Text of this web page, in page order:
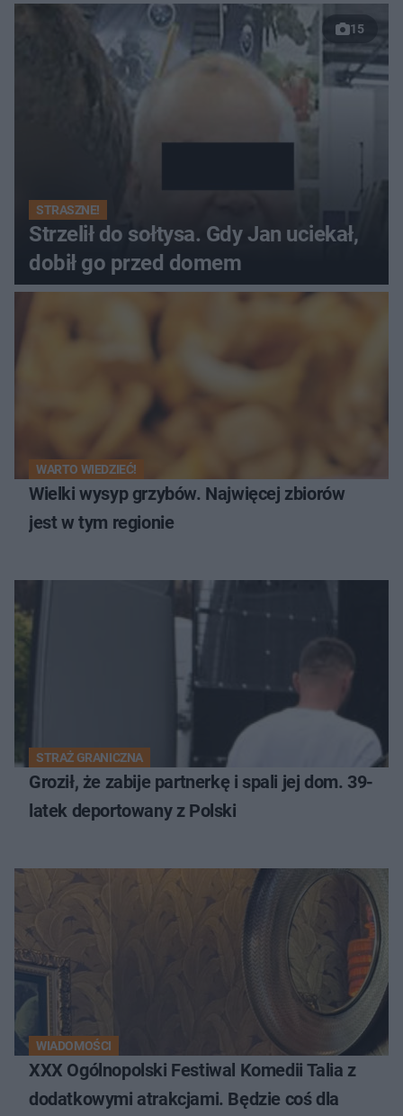
15
STRASZNE!
Strzelił do sołtysa. Gdy Jan uciekał,
dobił go przed domem
WARTO WIEDZIEĆ!
Wielki wysyp grzybów. Najwięcej zbiorów
jest w tym regionie
STRAŻ GRANICZNA
Groził, że zabije partnerkę i spali jej dom. 39-
latek deportowany z Polski
WIADOMOŚCI
XXX Ogólnopolski Festiwal Komedii Talia z
dodatkowymi atrakcjami. Będzie coś dla